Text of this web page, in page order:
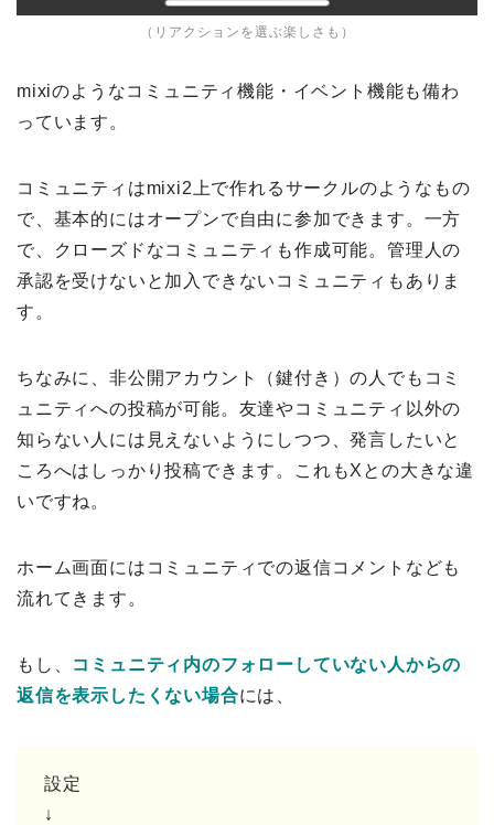
（リアクションを選ぶ楽しさも）
mixiのようなコミュニティ機能・イベント機能も備わ
っています。
コミュニティはmixi2上で作れるサークルのようなもの
で、基本的にはオープンで自由に参加できます。一方
で、クローズドなコミュニティも作成可能。管理人の
承認を受けないと加入できないコミュニティもありま
す。
ちなみに、非公開アカウント（鍵付き）の人でもコミ
ュニティへの投稿が可能。友達やコミュニティ以外の
知らない人には見えないようにしつつ、発言したいと
ころへはしっかり投稿できます。これもXとの大きな違
いですね。
ホーム画面にはコミュニティでの返信コメントなども
流れてきます。
もし、 コミュニティ内のフォローしていない人からの
返信を表示したくない場合には、
設定
↓